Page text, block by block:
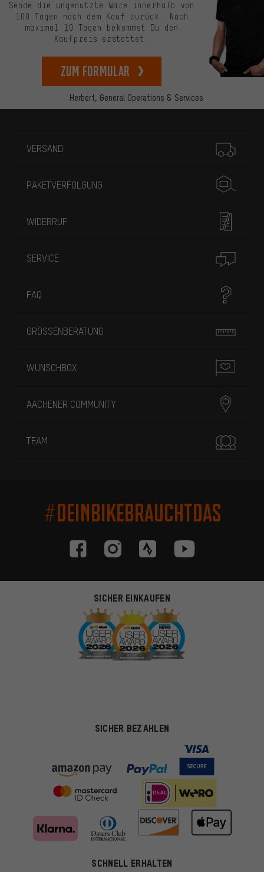
Herbert, General Operations & Services
Sende die ungenutzte Ware innerhalb von
100 Tagen nach dem Kauf zurück. Nach
maximal 10 Tagen bekommst Du den
Kaufpreis erstattet.
zum Formular
VERSAND
PAKETVERFOLGUNG
WIDERRUF
SERVICE
FAQ
GRÖSSENBERATUNG
WUNSCHBOX
AACHENER COMMUNITY
TEAM
#DEINBIKEBRAUCHTDAS
SICHER EINKAUFEN
SICHER BEZAHLEN
SCHNELL ERHALTEN